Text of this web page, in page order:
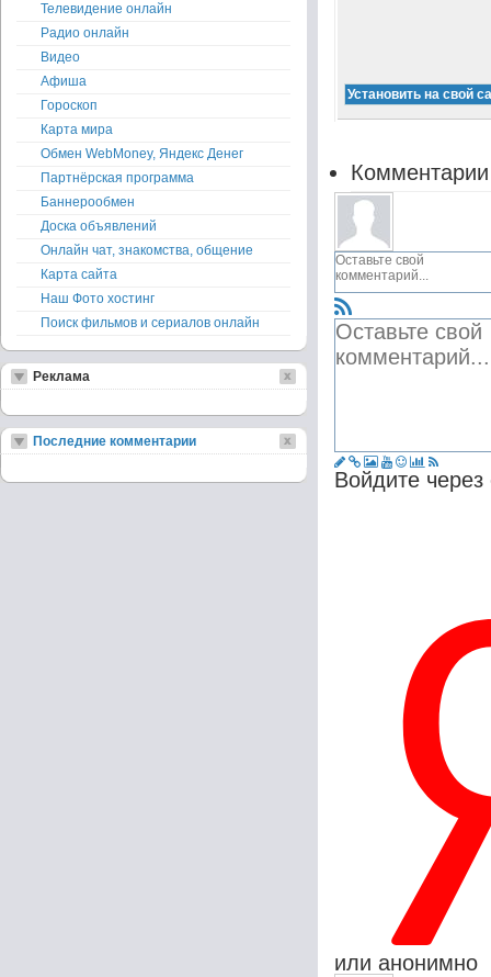
Войдите
или анонимно
Телевидение онлайн
Радио онлайн
Видео
Афиша
Гороскоп
Карта мира
Обмен WebMoney, Яндекс Денег
Партнёрская программа
Баннерообмен
Доска объявлений
Онлайн чат, знакомства, общение
Карта сайта
Наш Фото хостинг
Поиск фильмов и сериалов онлайн
Реклама
Последние комментарии